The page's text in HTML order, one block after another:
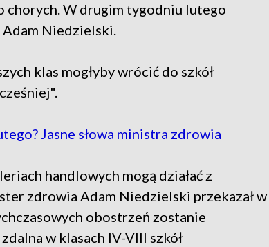
chorych. W drugim tygodniu lutego
Adam Niedzielski.
klas mogłyby wrócić do szkół
Jasne słowa ministra zdrowia
handlowych mogą działać z
zdrowia Adam Niedzielski przekazał w
obostrzeń zostanie
w klasach IV-VIII szkół